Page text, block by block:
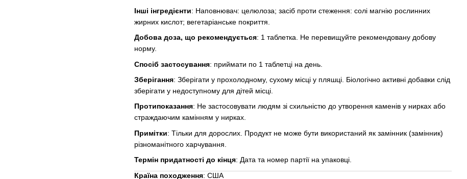
Інші інгредієнти: Наповнювач: целюлоза; засіб проти стеження: солі магнію рослинних
жирних кислот; вегетаріанське покриття.
Добова доза, що рекомендується: 1 таблетка. Не перевищуйте рекомендовану добову
норму.
Спосіб застосування: приймати по 1 таблетці на день.
Зберігання: Зберігати у прохолодному, сухому місці у пляшці. Біологічно активні добавки слід
зберігати у недоступному для дітей місці.
Протипоказання: Не застосовувати людям зі схильністю до утворення каменів у нирках або
страждаючим камінням у нирках.
Примітки: Тільки для дорослих. Продукт не може бути використаний як замінник (замінник)
різноманітного харчування.
Термін придатності до кінця: Дата та номер партії на упаковці.
Країна походження: США